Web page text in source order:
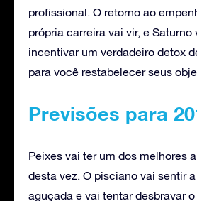
profissional. O retorno ao
própria carreira vai vir, e Saturno
incentivar um verdadeiro detox
para você restabelecer seus
Previsões para
Peixes vai ter um dos melhores
desta vez. O pisciano vai sentir
aguçada e vai tentar desbravar